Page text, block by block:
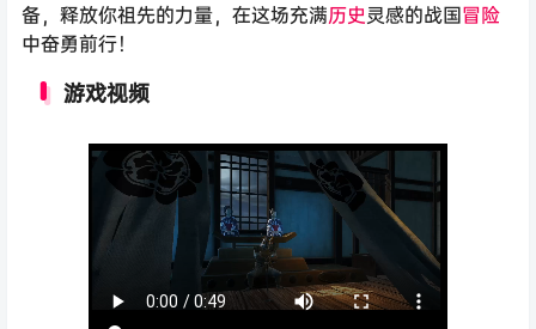
备，释放你祖先的力量，在这场充满历史灵感的战国冒险
中奋勇前行！
游戏视频